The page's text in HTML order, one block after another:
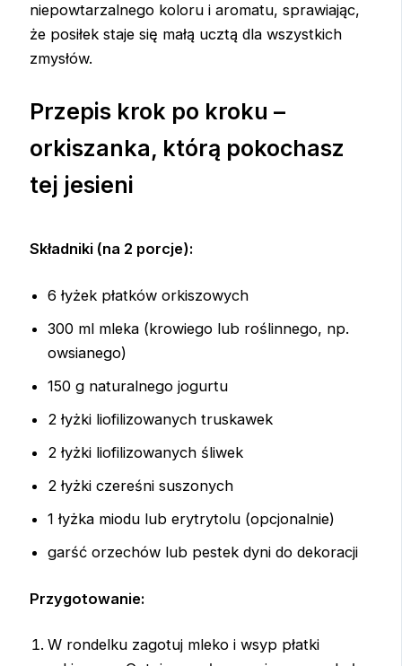
niepowtarzalnego koloru i aromatu, sprawiając,
że posiłek staje się małą ucztą dla wszystkich
zmysłów.
Przepis krok po kroku –
orkiszanka, którą pokochasz
tej jesieni
Składniki (na 2 porcje):
6 łyżek płatków orkiszowych
300 ml mleka (krowiego lub roślinnego, np.
owsianego)
150 g naturalnego jogurtu
2 łyżki liofilizowanych truskawek
2 łyżki liofilizowanych śliwek
2 łyżki czereśni suszonych
1 łyżka miodu lub erytrytolu (opcjonalnie)
garść orzechów lub pestek dyni do dekoracji
Przygotowanie:
W rondelku zagotuj mleko i wsyp płatki